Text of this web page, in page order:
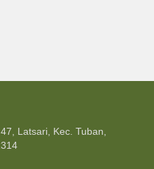
Latsari, Kec. Tuban,